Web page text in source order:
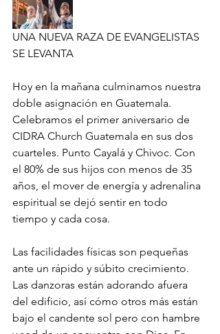
UNA NUEVA RAZA DE EVANGELISTAS
SE LEVANTA
Hoy en la mañana culminamos nuestra
doble asignación en Guatemala.
Celebramos el primer aniversario de
CIDRA Church Guatemala en sus dos
cuarteles. Punto Cayalá y Chivoc. Con
el 80% de sus hijos con menos de 35
años, el mover de energía y adrenalina
espiritual se dejó sentir en todo
tiempo y cada cosa.
Las facilidades físicas son pequeñas
ante un rápido y súbito crecimiento.
Las danzoras están adorando afuera
del edificio, así cómo otros más están
bajo el candente sol pero con hambre